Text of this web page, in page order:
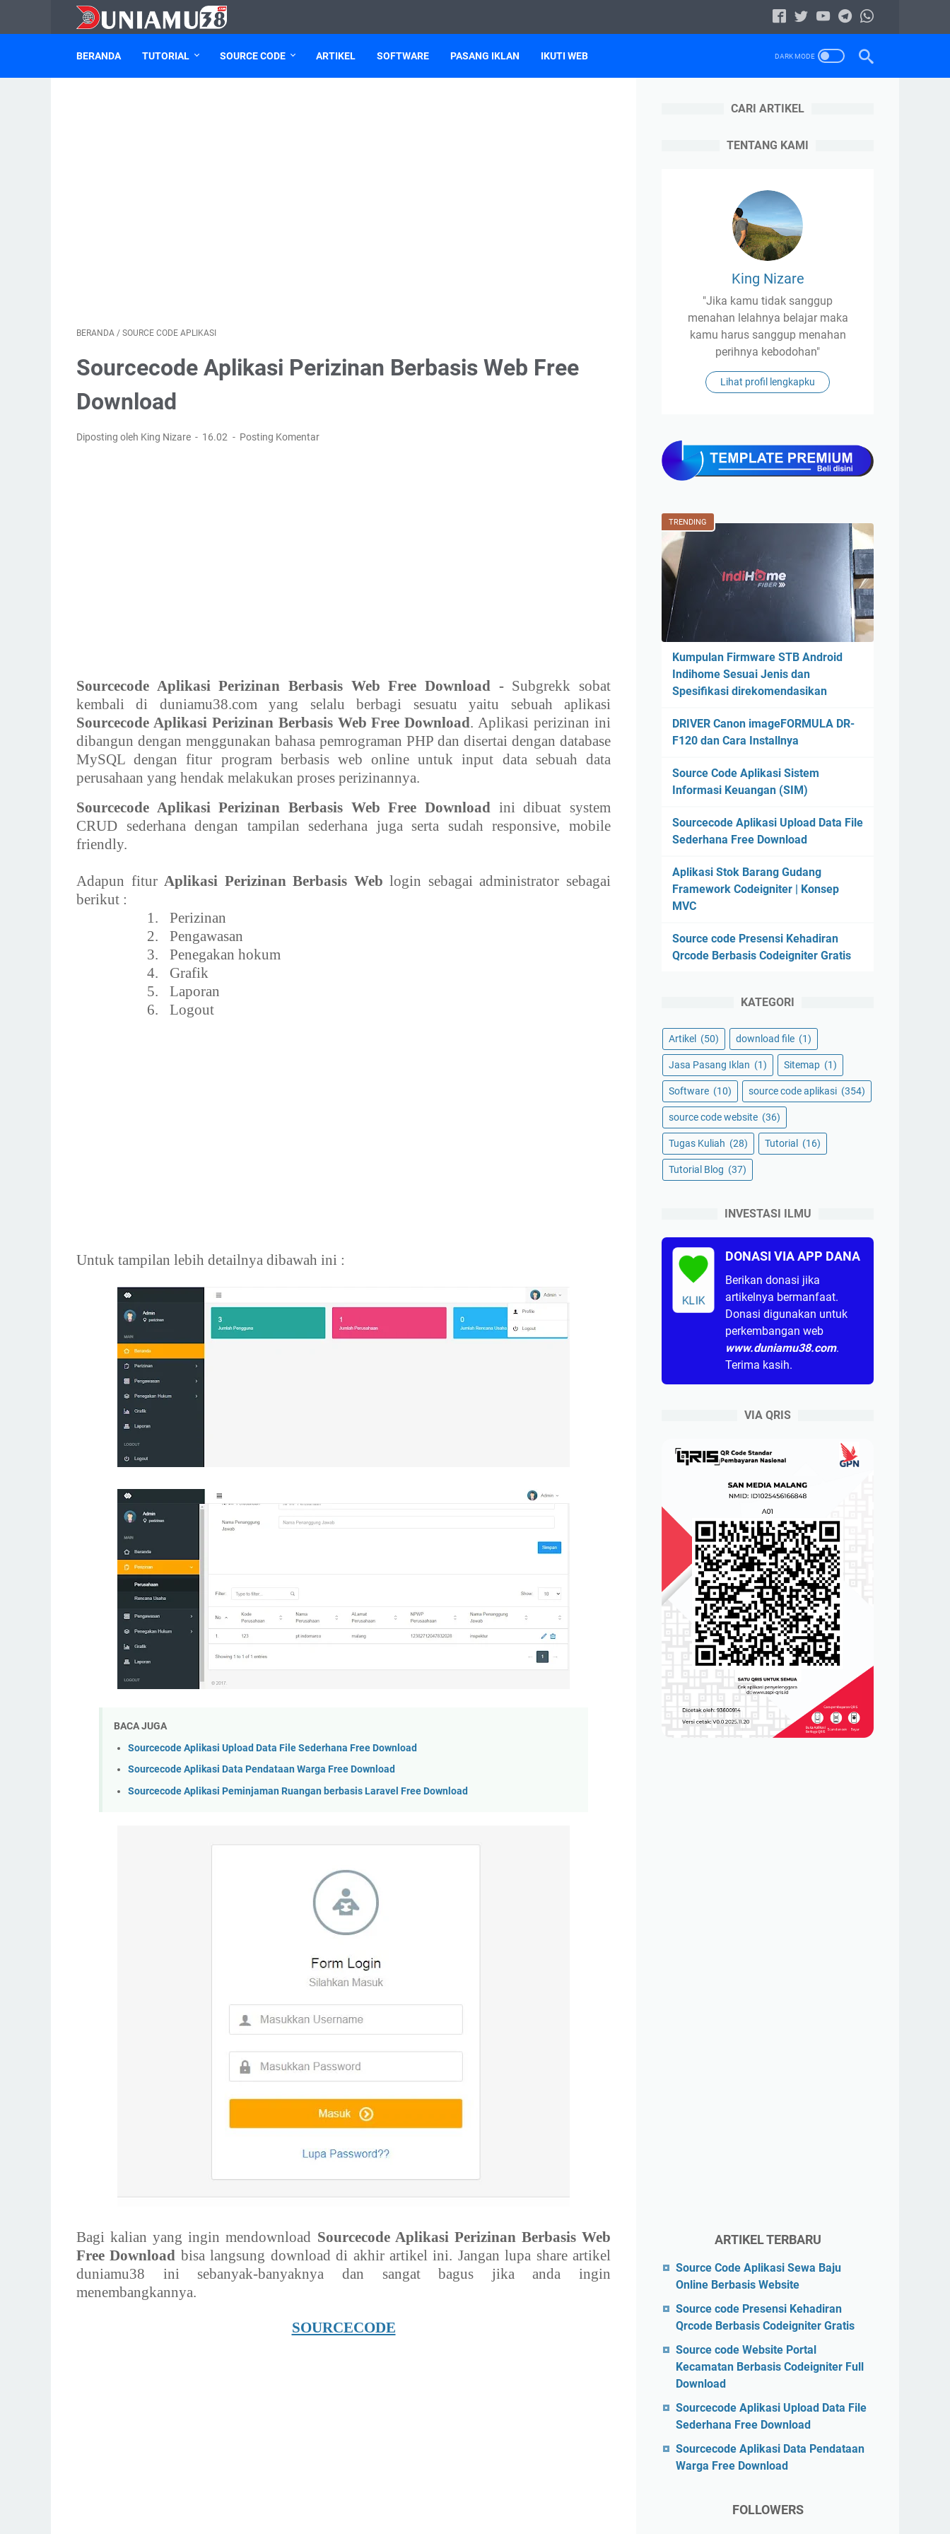
BERANDA TUTORIAL SOURCE CODE ARTIKEL SOFTWARE PASANG IKLAN IKUTI WEB
BERANDA / SOURCE CODE APLIKASI
Sourcecode Aplikasi Perizinan Berbasis Web Free
Download
Diposting oleh King Nizare 16.02 Posting Komentar
Sourcecode Aplikasi Perizinan Berbasis Web Free Download - Subgrekk sobat
kembali di duniamu38.com yang selalu berbagi sesuatu yaitu sebuah aplikasi
Sourcecode Aplikasi Perizinan Berbasis Web Free Download. Aplikasi perizinan ini
dibangun dengan menggunakan bahasa pemrograman PHP dan disertai dengan database
MySQL dengan fitur program berbasis web online untuk input data sebuah data
perusahaan yang hendak melakukan proses perizinannya.
Sourcecode Aplikasi Perizinan Berbasis Web Free Download ini dibuat system
CRUD sederhana dengan tampilan sederhana juga serta sudah responsive, mobile
friendly.
Adapun fiturAplikasi Perizinan Berbasis Web login sebagai administrator sebagai
berikut :
1.
Perizinan
2.
Pengawasan
3.
Penegakan hokum
4.
Grafik
5.
Laporan
6.
Logout
Untuk tampilan lebih detailnya dibawah ini :
BACA JUGA
Sourcecode Aplikasi Upload Data File Sederhana Free Download
Sourcecode Aplikasi Data Pendataan Warga Free Download
Sourcecode Aplikasi Peminjaman Ruangan berbasis Laravel Free Download
Bagi kalian yang ingin mendownload Sourcecode Aplikasi Perizinan Berbasis Web
Free Download bisa langsung download di akhir artikel ini. Jangan lupa share artikel
duniamu38 ini sebanyak-banyaknya dan sangat bagus jika anda ingin
menembangkannya.
SOURCECODE
CARI ARTIKEL
TENTANG KAMI
King Nizare
"Jika kamu tidak sanggup
menahan lelahnya belajar maka
kamu harus sanggup menahan
perihnya kebodohan"
Lihat profil lengkapku
TRENDING
Kumpulan Firmware STB Android
Indihome Sesuai Jenis dan
Spesifikasi direkomendasikan
DRIVER Canon imageFORMULA DR-
F120 dan Cara Installnya
Source Code Aplikasi Sistem
Informasi Keuangan (SIM)
Sourcecode Aplikasi Upload Data File
Sederhana Free Download
Aplikasi Stok Barang Gudang
Framework Codeigniter | Konsep
MVC
Source code Presensi Kehadiran
Qrcode Berbasis Codeigniter Gratis
KATEGORI
Artikel (50) download file (1)
Jasa Pasang Iklan (1) Sitemap (1)
Software (10) source code aplikasi (354)
source code website (36)
Tugas Kuliah (28) Tutorial (16)
Tutorial Blog (37)
INVESTASI ILMU
KLIK
DONASI VIA APP DANA
Berikan donasi jika
artikelnya bermanfaat.
Donasi digunakan untuk
perkembangan web
www.duniamu38.com.
Terima kasih.
VIA QRIS
ARTIKEL TERBARU
Source Code Aplikasi Sewa Baju
Online Berbasis Website
Source code Presensi Kehadiran
Qrcode Berbasis Codeigniter Gratis
Source code Website Portal
Kecamatan Berbasis Codeigniter Full
Download
Sourcecode Aplikasi Upload Data File
Sederhana Free Download
Sourcecode Aplikasi Data Pendataan
Warga Free Download
FOLLOWERS